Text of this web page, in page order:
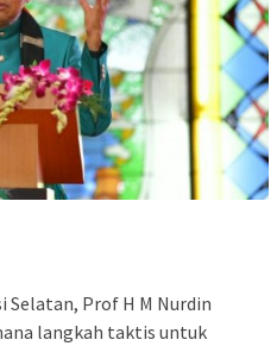
Selatan, Prof H M Nurdin
langkah taktis untuk